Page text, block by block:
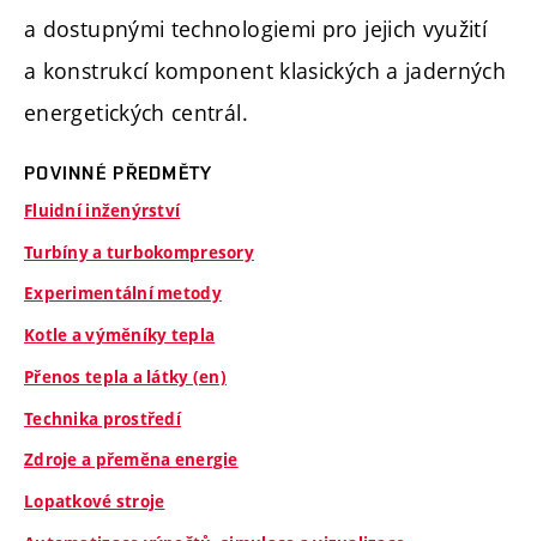
a dostupnými technologiemi pro jejich využití
a konstrukcí komponent klasických a jaderných
energetických centrál.
POVINNÉ PŘEDMĚTY
Fluidní inženýrství
Turbíny a turbokompresory
Experimentální metody
Kotle a výměníky tepla
Přenos tepla a látky (en)
Technika prostředí
Zdroje a přeměna energie
Lopatkové stroje